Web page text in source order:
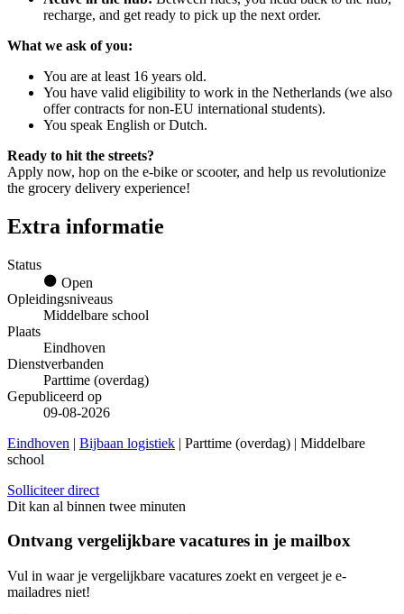
recharge, and get ready to pick up the next order.
What we ask of you:
You are at least 16 years old.
You have valid eligibility to work in the Netherlands (we also
offer contracts for non-EU international students).
You speak English or Dutch.
Ready to hit the streets?
Apply now, hop on the e-bike or scooter, and help us revolutionize
the grocery delivery experience!
Extra informatie
Status
Open
Opleidingsniveaus
Middelbare school
Plaats
Eindhoven
Dienstverbanden
Parttime (overdag)
Gepubliceerd op
09-08-2026
Eindhoven | Bijbaan logistiek | Parttime (overdag) | Middelbare
school
Solliciteer direct
Dit kan al binnen twee minuten
Ontvang vergelijkbare vacatures in je mailbox
Vul in waar je vergelijkbare vacatures zoekt en vergeet je e-
mailadres niet!